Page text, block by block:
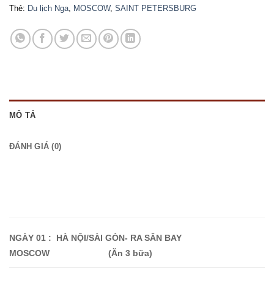
Thẻ: Du lịch Nga, MOSCOW, SAINT PETERSBURG
MÔ TẢ
ĐÁNH GIÁ (0)
NGÀY 01 : HÀ NỘI/SÀI GÒN- RA SÂN BAY
MOSCOW (Ăn 3 bữa)